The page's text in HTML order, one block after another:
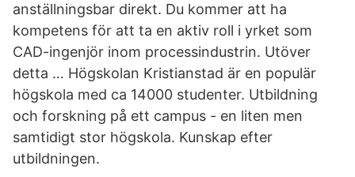
anställningsbar direkt. Du kommer att ha
kompetens för att ta en aktiv roll i yrket som
CAD-ingenjör inom processindustrin. Utöver
detta … Högskolan Kristianstad är en populär
högskola med ca 14000 studenter. Utbildning
och forskning på ett campus - en liten men
samtidigt stor högskola. Kunskap efter
utbildningen.